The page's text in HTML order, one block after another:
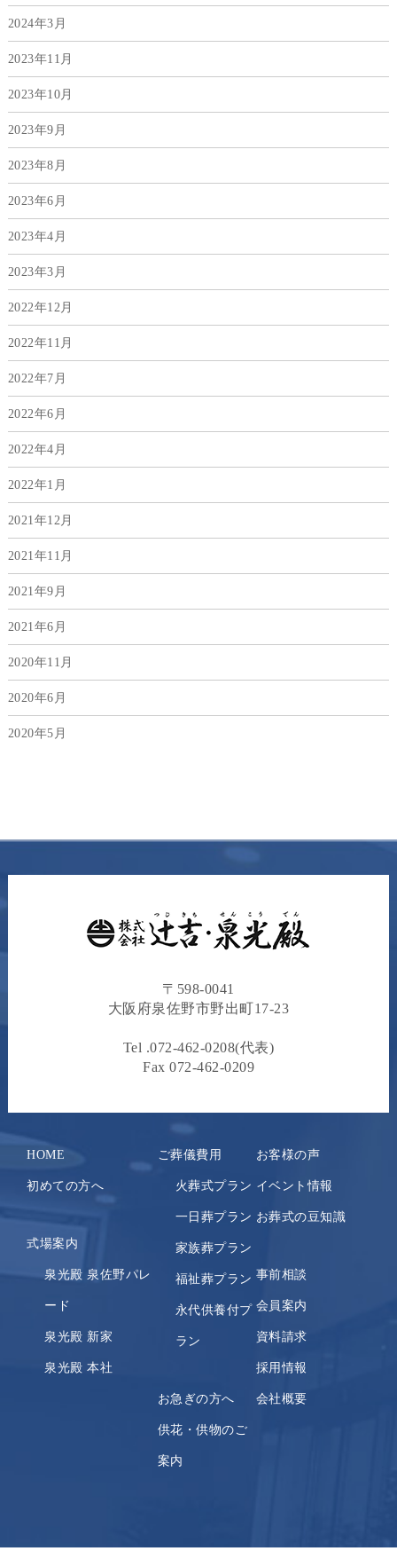
2024年3月
2023年11月
2023年10月
2023年9月
2023年8月
2023年6月
2023年4月
2023年3月
2022年12月
2022年11月
2022年7月
2022年6月
2022年4月
2022年1月
2021年12月
2021年11月
2021年9月
2021年6月
2020年11月
2020年6月
2020年5月
〒598-0041
⼤阪府泉佐野市野出町17-23
Tel .072-462-0208(代表)
Fax 072-462-0209
HOME
初めての方へ
式場案内
泉光殿 泉佐野パレ
ード
泉光殿 新家
泉光殿 本社
ご葬儀費用
火葬式プラン
一日葬プラン
家族葬プラン
福祉葬プラン
永代供養付プ
ラン
お急ぎの方へ
供花・供物のご
案内
お客様の声
イベント情報
お葬式の豆知識
事前相談
会員案内
資料請求
採用情報
会社概要